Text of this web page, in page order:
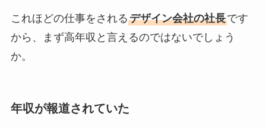
これほどの仕事をされるデザイン会社の社長です
から、まず高年収と言えるのではないでしょう
か。
年収が報道されていた